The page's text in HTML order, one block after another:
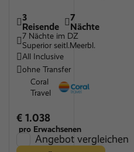
3
Reisende
7
Nächte
7 Nächte im DZ
Superior seitl.Meerbl.
All Inclusive
ohne Transfer
Coral
Travel
€ 1.038
pro Erwachsenen
Angebot vergleichen